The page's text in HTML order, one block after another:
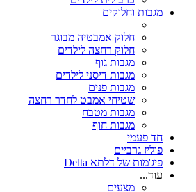
מגבות וחלוקים
חלוק אמבטיה מבוגר
חלוק רחצה לילדים
מגבות גוף
מגבות דיסני לילדים
מגבות פנים
שטיחי אמבט לחדר רחצה
מגבות מטבח
מגבות חוף
חד פעמי
פוליז גרביים
פיג'מות של דלתא Delta
עוד...
מצעים